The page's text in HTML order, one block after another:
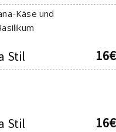
Käse und
Stil 16€
Stil 16€